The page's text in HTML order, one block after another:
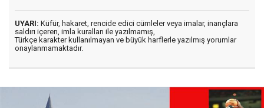
UYARI: Küfür, hakaret, rencide edici cümleler veya imalar, inançlara
saldırı içeren, imla kuralları ile yazılmamış,
Türkçe karakter kullanılmayan ve büyük harflerle yazılmış yorumlar
onaylanmamaktadır.